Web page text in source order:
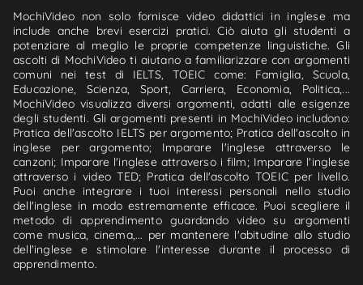
MochiVideo non solo fornisce video didattici in inglese ma
include anche brevi esercizi pratici. Ciò aiuta gli studenti a
potenziare al meglio le proprie competenze linguistiche. Gli
ascolti di MochiVideo ti aiutano a familiarizzare con argomenti
comuni nei test di IELTS, TOEIC come: Famiglia, Scuola,
Educazione, Scienza, Sport, Carriera, Economia, Politica,...
MochiVideo visualizza diversi argomenti, adatti alle esigenze
degli studenti. Gli argomenti presenti in MochiVideo includono:
Pratica dell'ascolto IELTS per argomento; Pratica dell'ascolto in
inglese per argomento; Imparare l'inglese attraverso le
canzoni; Imparare l'inglese attraverso i film; Imparare l'inglese
attraverso i video TED; Pratica dell'ascolto TOEIC per livello.
Puoi anche integrare i tuoi interessi personali nello studio
dell'inglese in modo estremamente efficace. Puoi scegliere il
metodo di apprendimento guardando video su argomenti
come musica, cinema,... per mantenere l'abitudine allo studio
dell'inglese e stimolare l'interesse durante il processo di
apprendimento.